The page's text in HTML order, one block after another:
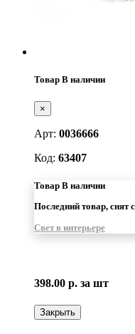
Товар В наличии
×
Арт: 0036666
Код: 63407
Товар В наличии
Последний товар, снят
Свет в интерьере
398.00 р. за шт
Закрыть